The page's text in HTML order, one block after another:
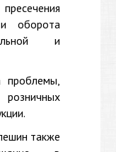
и оборота
и
проблемы,
также